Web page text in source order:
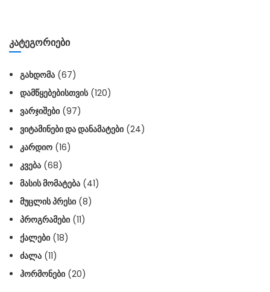
ᲙᲐᲢᲔᲒᲝᲠᲘᲔᲑᲘ
ᲒᲐᲮᲓᲝᲛᲐ (67)
ᲓᲐᲛᲬᲧᲔᲑᲔᲑᲘᲡᲗᲕᲘᲡ(120)
ᲕᲐᲠᲯᲘᲨᲔᲑᲘ (97)
ᲕᲘᲢᲐᲛᲘᲜᲔᲑᲘ ᲓᲐ ᲓᲐᲜᲐᲛᲐᲢᲔᲑᲘ (24)
ᲙᲐᲠᲓᲘᲝ (16)
ᲙᲕᲔᲑᲐ (68)
ᲛᲐᲡᲘᲡ ᲛᲝᲛᲐᲢᲔᲑᲐ (41)
ᲛᲣᲪᲚᲘᲡ ᲞᲠᲔᲡᲘ (8)
ᲞᲠᲝᲒᲠᲐᲛᲔᲑᲘ (11)
ᲥᲐᲚᲔᲑᲘ (18)
ᲫᲐᲚᲐ (11)
ᲰᲝᲠᲛᲝᲜᲔᲑᲘ (20)